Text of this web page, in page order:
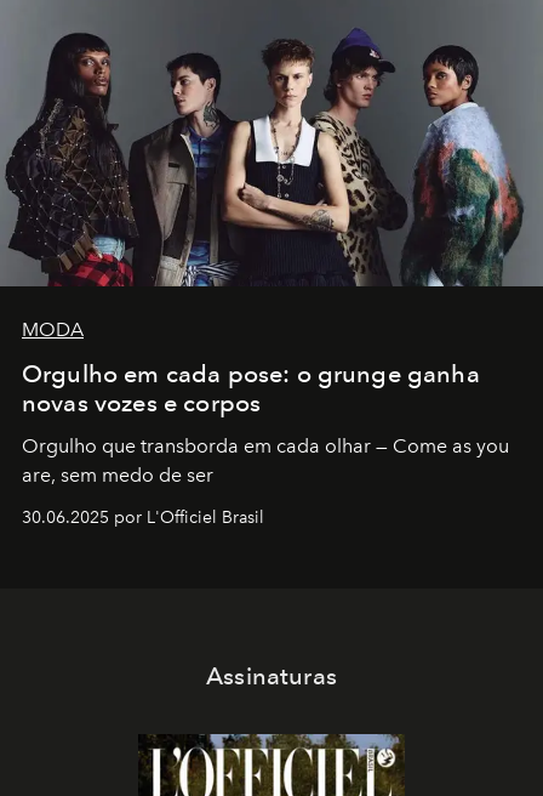
MODA
Orgulho em cada pose: o grunge ganha
novas vozes e corpos
Orgulho que transborda em cada olhar — Come as you
are, sem medo de ser
30.06.2025 por L'Officiel Brasil
Assinaturas